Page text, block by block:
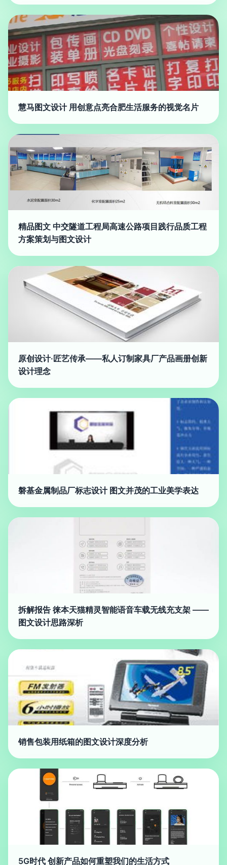
慧马图文设计 用创意点亮合肥生活服务的视觉名片
精品图文 中交隧道工程局高速公路项目践行品质工程
方案策划与图文设计
原创设计·匠艺传承——私人订制家具厂产品画册创新
设计理念
磐基金属制品厂标志设计 图文并茂的工业美学表达
拆解报告 徕本天猫精灵智能语音车载无线充支架 ——
图文设计思路深析
销售包装用纸箱的图文设计深度分析
5G时代 创新产品如何重塑我们的生活方式